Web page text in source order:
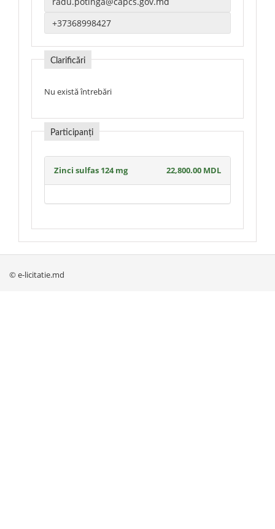
Clarificări
Nu există întrebări
Participanți
Zinci sulfas 124 mg 22,800.00 MDL
© e-licitatie.md